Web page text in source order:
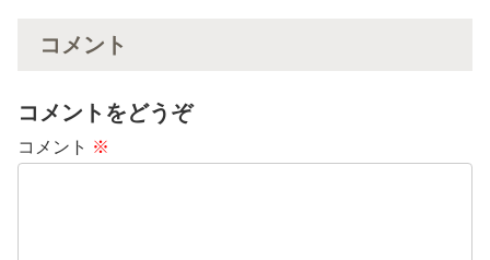
コメント
コメントをどうぞ
コメント ※